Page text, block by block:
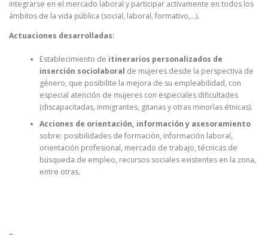
integrarse en el mercado laboral y participar activamente en todos los
ámbitos de la vida pública (social, laboral, formativo,…).
Actuaciones desarrolladas:
Establecimiento de itinerarios personalizados de
inserción sociolaboral de mujeres desde la perspectiva de
género, que posibilite la mejora de su empleabilidad, con
especial atención de mujeres con especiales dificultades
(discapacitadas, inmigrantes, gitanas y otras minorías étnicas).
Acciones de orientación, información y asesoramiento
sobre: posibilidades de formación, información laboral,
orientación profesional, mercado de trabajo, técnicas de
búsqueda de empleo, recursos sociales existentes en la zona,
entre otras.